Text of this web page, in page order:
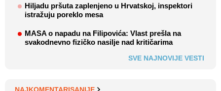
Hiljadu pršuta zaplenjeno u Hrvatskoj, inspektori
istražuju poreklo mesa
MASA o napadu na Filipovića: Vlast prešla na
svakodnevno fizičko nasilje nad kritičarima
SVE NAJNOVIJE VESTI
NAJKOMENTARISANIJE